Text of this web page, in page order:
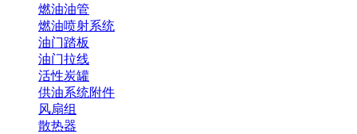
燃油油管
燃油喷射系统
油门踏板
油门拉线
活性炭罐
供油系统附件
风扇组
散热器